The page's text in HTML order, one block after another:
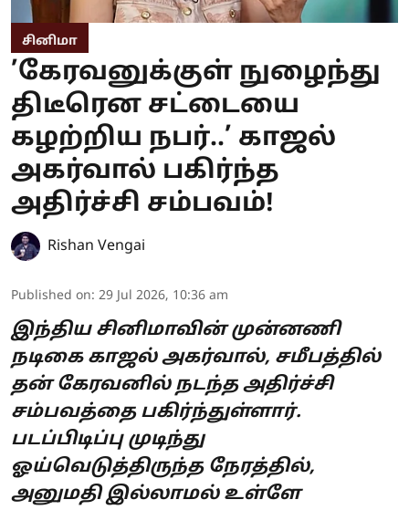
சினிமா
’கேரவனுக்குள் நுழைந்து
திடீரென சட்டையை
கழற்றிய நபர்..’ காஜல்
அகர்வால் பகிர்ந்த
அதிர்ச்சி சம்பவம்!
Rishan Vengai
Published on: 29 Jul 2026, 10:36 am
இந்திய சினிமாவின் முன்னணி
நடிகை காஜல் அகர்வால், சமீபத்தில்
தன் கேரவனில் நடந்த அதிர்ச்சி
சம்பவத்தை பகிர்ந்துள்ளார்.
படப்பிடிப்பு முடிந்து
ஓய்வெடுத்திருந்த நேரத்தில்,
அனுமதி இல்லாமல் உள்ளே